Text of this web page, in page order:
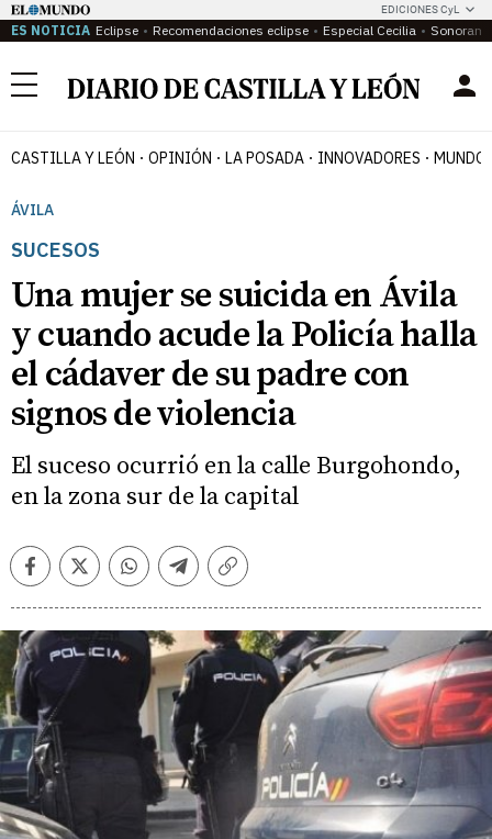
EDICIONES CyL
ES NOTICIA Eclipse Recomendaciones eclipse Especial Cecilia
Menú
CASTILLA Y LEÓN OPINIÓN LA POSADA INNOVADORES MUNDO
ÁVILA
SUCESOS
Una mujer se suicida en Ávila
y cuando acude la Policía halla
el cádaver de su padre con
signos de violencia
El suceso ocurrió en la calle Burgohondo,
en la zona sur de la capital
FacebookTwitterWhatsappTelegramCopiar